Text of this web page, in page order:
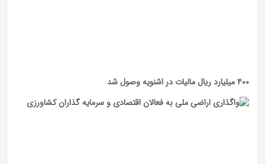
۴۰۰ میلیارد ریال مالیات در اشنویه وصول شد